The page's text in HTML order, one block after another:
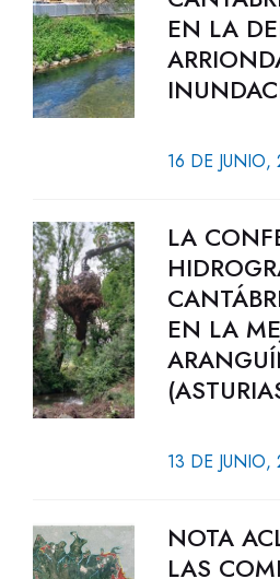
EN LA
16 DE JUNIO,
LA
EN LA
13 DE JUNIO,
NOTA
LAS